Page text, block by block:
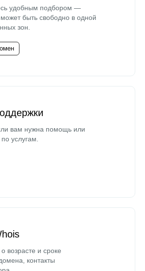
удобным подбором —
быть свободно в одной
зон.
вам нужна помощь или
услугам.
возрасте и сроке
контакты